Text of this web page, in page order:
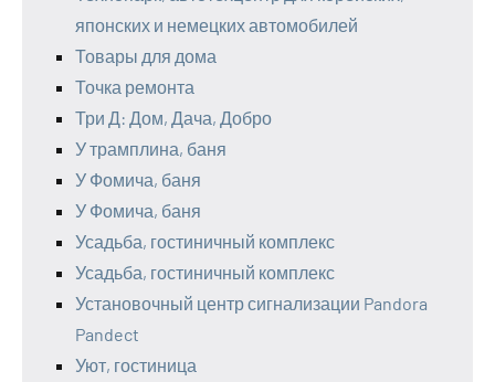
японских и немецких автомобилей
Товары для дома
Точка ремонта
Три Д: Дом, Дача, Добро
У трамплина, баня
У Фомича, баня
У Фомича, баня
Усадьба, гостиничный комплекс
Усадьба, гостиничный комплекс
Установочный центр сигнализации Pandora
Pandect
Уют, гостиница